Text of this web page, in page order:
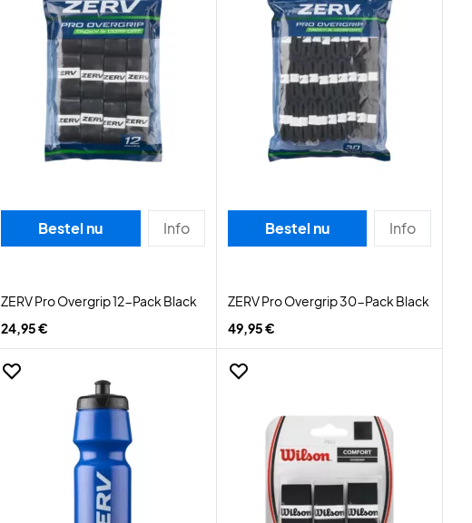
Bestel nu Info
ZERV Pro Overgrip 12-Pack Black
24,95 €
Bestel nu Info
ZERV Pro Overgrip 30-Pack Black
49,95 €